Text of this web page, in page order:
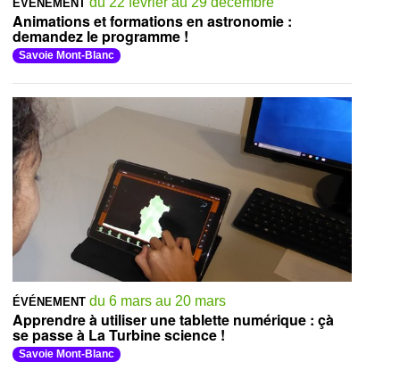
ÉVÉNEMENT
Animations et formations en astronomie :
demandez le programme !
Savoie Mont-Blanc
ÉVÉNEMENT du 6 mars au 20 mars
Apprendre à utiliser une tablette numérique : çà
se passe à La Turbine science !
Savoie Mont-Blanc